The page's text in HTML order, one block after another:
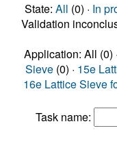
State: All (0) · In
Validation
Application: All (0) ·
Sieve (0) · 15e
16e Lattice Sieve
Task name: